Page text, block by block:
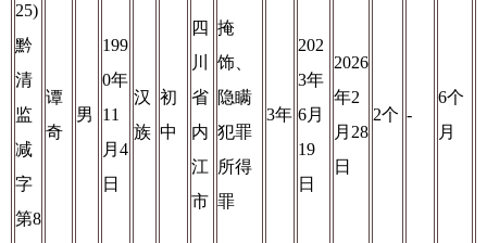
25)
黔
清
监
减
字
第8
谭
奇
男
199
0年
11
月4
日
汉
族
初
中
四
川
省
内
江
市
掩
饰、
隐瞒
犯罪
所得
罪
3年
202
3年
6月
19
日
2026
年2
月28
日
2个 -
6个
月